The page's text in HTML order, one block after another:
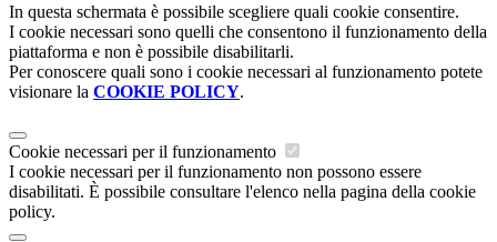
In questa schermata è possibile scegliere quali cookie consentire.
I cookie necessari sono quelli che consentono il funzionamento della
piattaforma e non è possibile disabilitarli.
Per conoscere quali sono i cookie necessari al funzionamento potete
visionare la COOKIE POLICY.
Cookie necessari per il funzionamento
I cookie necessari per il funzionamento non possono essere
disabilitati. È possibile consultare l'elenco nella pagina della cookie
policy.